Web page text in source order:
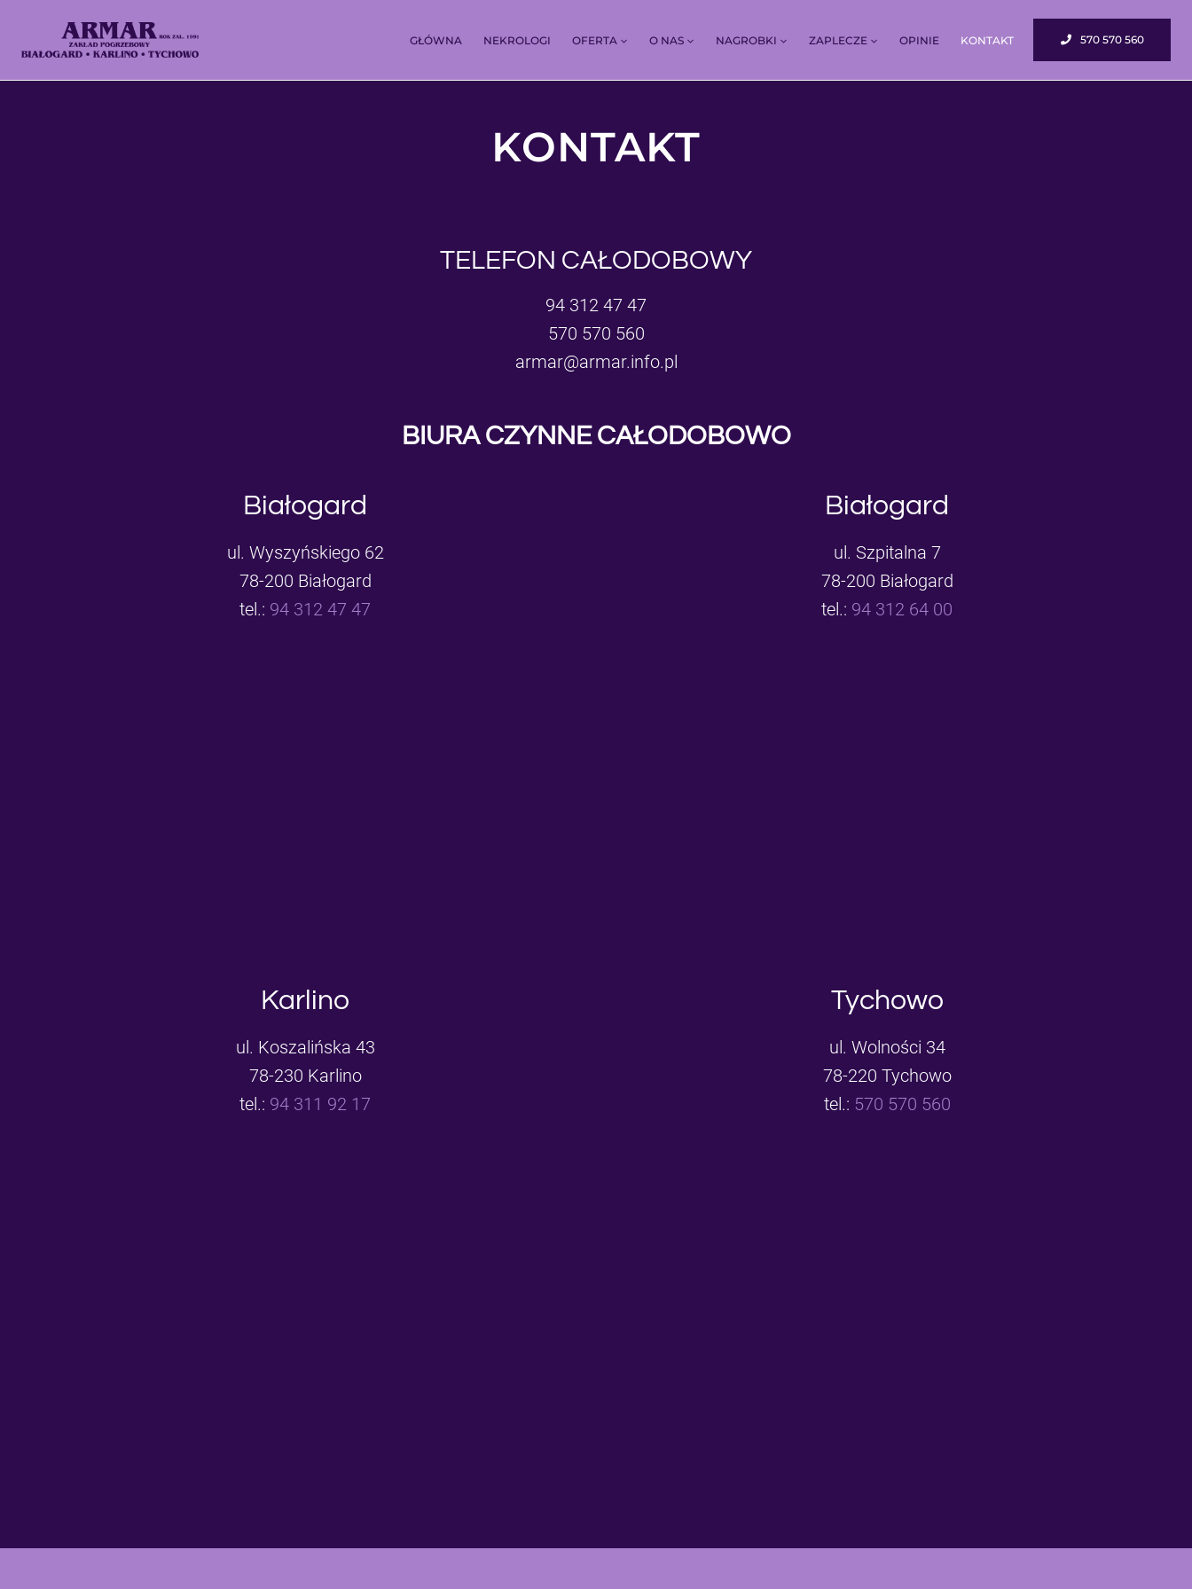
GŁÓWNA NEKROLOGI OFERTA O NAS NAGROBKI ZAPLECZE OPINIE KONTAKT 570 570 560
KONTAKT
TELEFON CAŁODOBOWY
94 312 47 47
570 570 560
armar@armar.info.pl
BIURA CZYNNE CAŁODOBOWO
Białogard
ul. Wyszyńskiego 62
78-200 Białogard
tel.: 94 312 47 47
Białogard
ul. Szpitalna 7
78-200 Białogard
tel.: 94 312 64 00
Karlino
ul. Koszalińska 43
78-230 Karlino
tel.: 94 311 92 17
Tychowo
ul. Wolności 34
78-220 Tychowo
tel.: 570 570 560